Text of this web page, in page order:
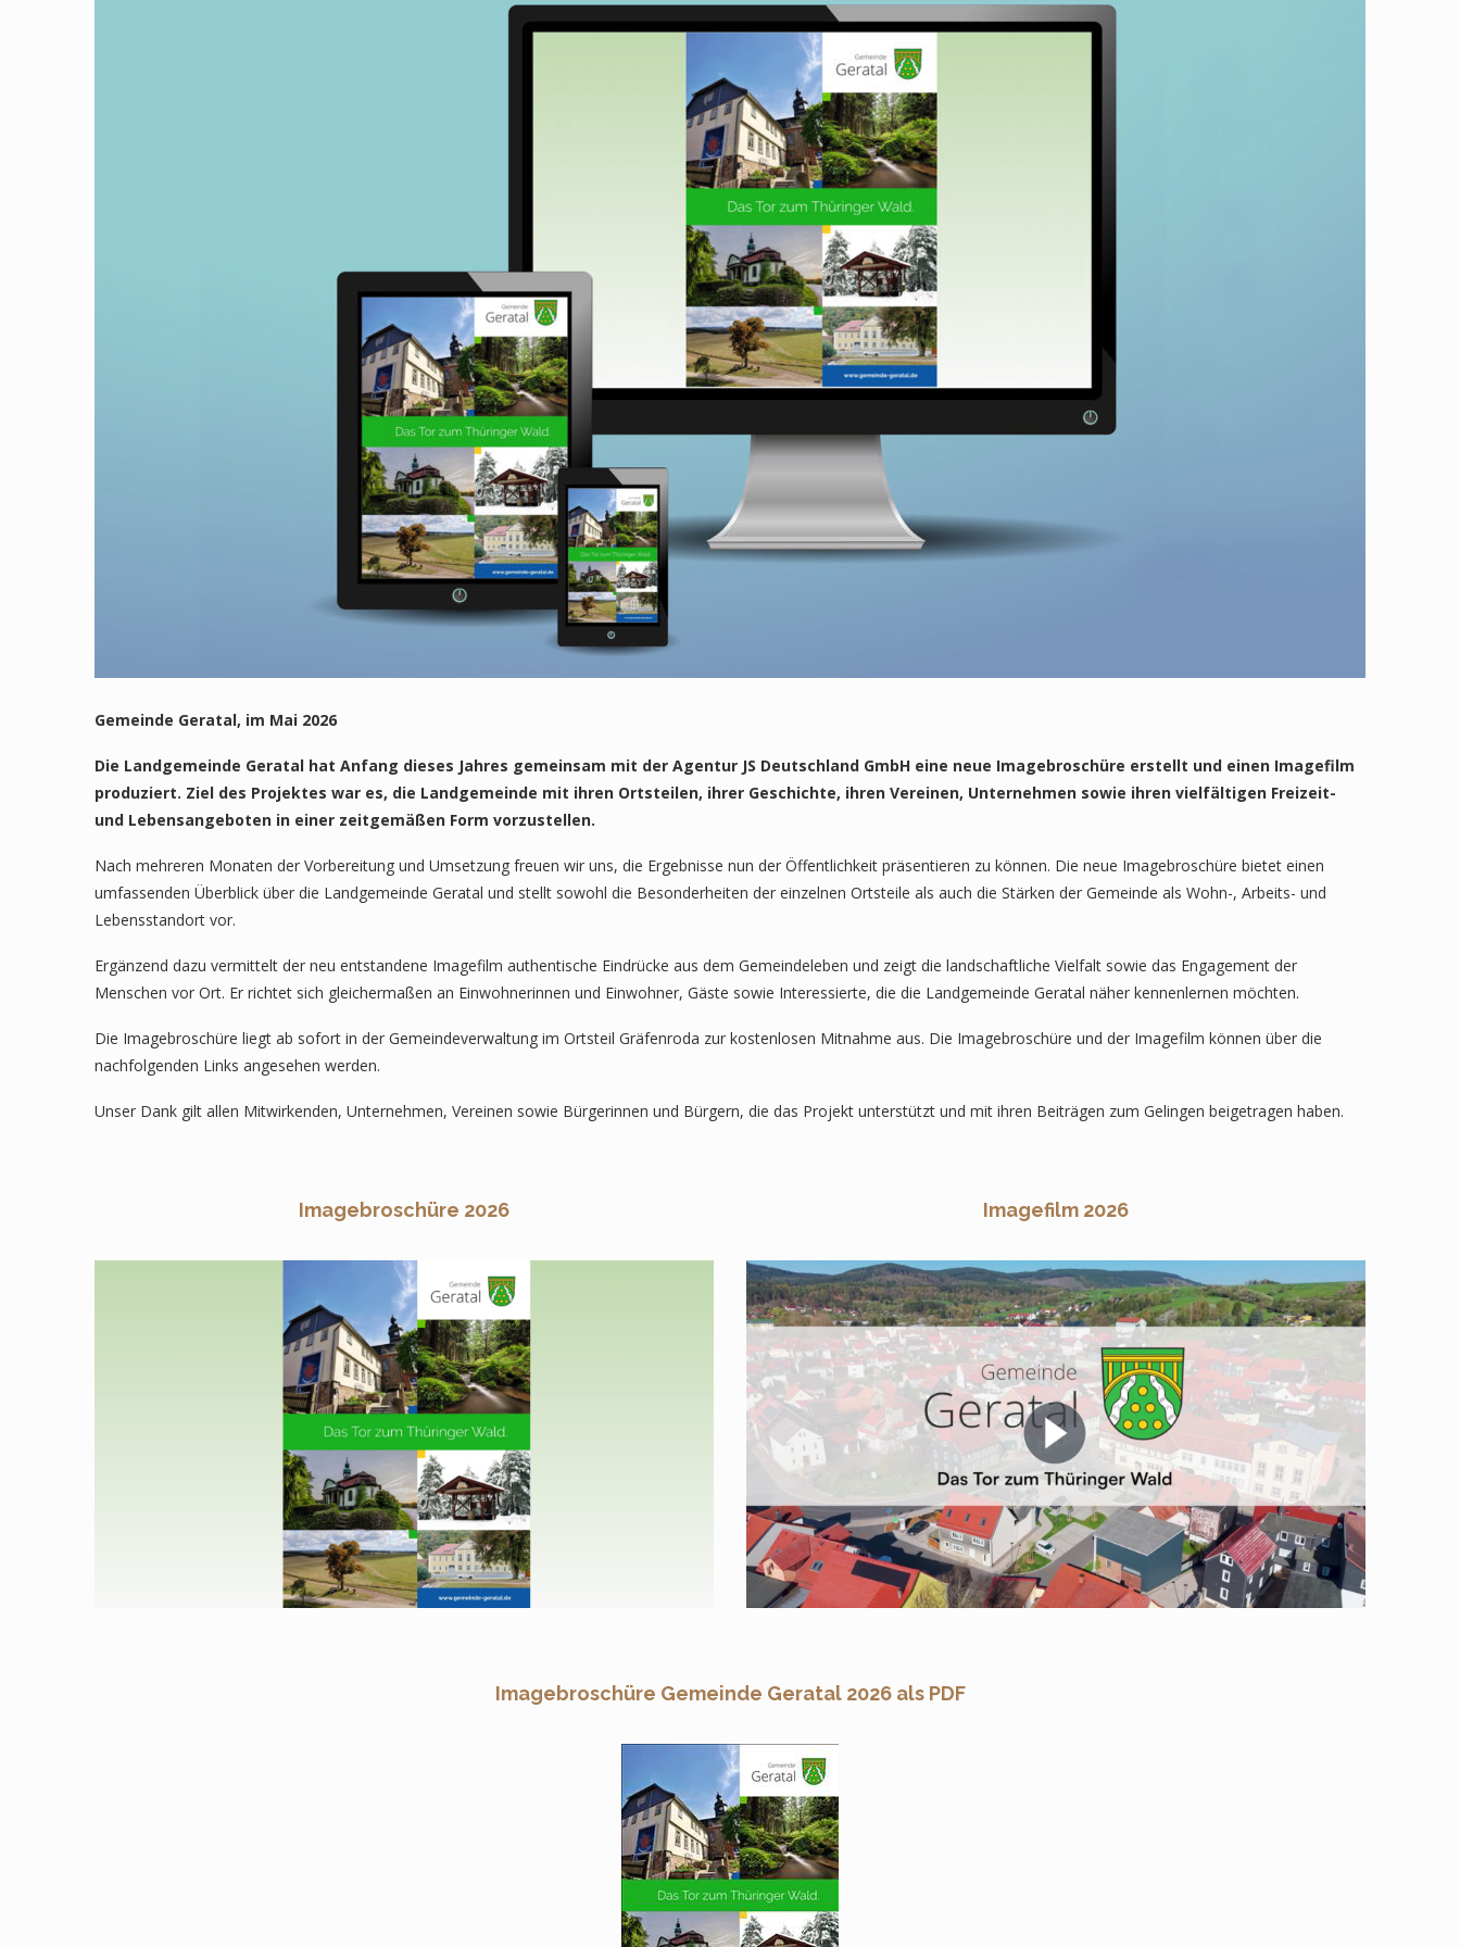
Gemeinde Geratal, im Mai 2026
Die Landgemeinde Geratal hat Anfang dieses Jahres gemeinsam mit der Agentur JS Deutschland GmbH eine neue Imagebroschüre erstellt und einen Imagefilm
produziert. Ziel des Projektes war es, die Landgemeinde mit ihren Ortsteilen, ihrer Geschichte, ihren Vereinen, Unternehmen sowie ihren vielfältigen Freizeit-
und Lebensangeboten in einer zeitgemäßen Form vorzustellen.
Nach mehreren Monaten der Vorbereitung und Umsetzung freuen wir uns, die Ergebnisse nun der Öffentlichkeit präsentieren zu können. Die neue Imagebroschüre bietet einen
umfassenden Überblick über die Landgemeinde Geratal und stellt sowohl die Besonderheiten der einzelnen Ortsteile als auch die Stärken der Gemeinde als Wohn-, Arbeits- und
Lebensstandort vor.
Ergänzend dazu vermittelt der neu entstandene Imagefilm authentische Eindrücke aus dem Gemeindeleben und zeigt die landschaftliche Vielfalt sowie das Engagement der
Menschen vor Ort. Er richtet sich gleichermaßen an Einwohnerinnen und Einwohner, Gäste sowie Interessierte, die die Landgemeinde Geratal näher kennenlernen möchten.
Die Imagebroschüre liegt ab sofort in der Gemeindeverwaltung im Ortsteil Gräfenroda zur kostenlosen Mitnahme aus. Die Imagebroschüre und der Imagefilm können über die
nachfolgenden Links angesehen werden.
Unser Dank gilt allen Mitwirkenden, Unternehmen, Vereinen sowie Bürgerinnen und Bürgern, die das Projekt unterstützt und mit ihren Beiträgen zum Gelingen beigetragen haben.
Imagebroschüre 2026 Imagefilm 2026
Imagebroschüre Gemeinde Geratal 2026 als PDF